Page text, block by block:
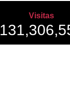
Visitas